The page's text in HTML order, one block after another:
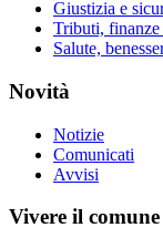
Giustizia e
Tributi,
Salute,
Novità
Notizie
Comunicati
Avvisi
Vivere il comune